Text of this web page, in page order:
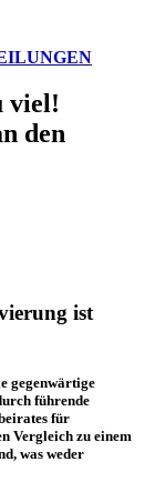
viel!
den
ist
gegenwärtige
führende
für
Vergleich zu einem
was weder